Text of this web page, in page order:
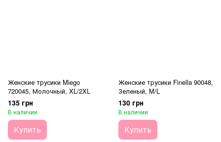
Женские трусики Miego
720045, Молочный, XL/2XL
135 грн
В наличии
Купить
Женские трусики Finella 90048,
Зеленый, M/L
130 грн
В наличии
Купить